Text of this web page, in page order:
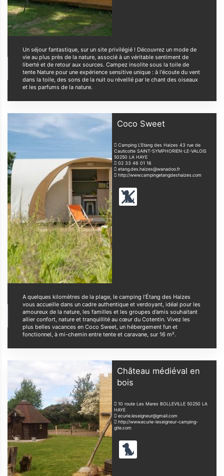
Un séjour fantastique, sur un site privilégié ! Découvrez un mode de
vie au plus près de la nature, associé à un véritable sentiment de
liberté et de retour aux sources. Campez insolite sous la toile de
tente Nature pour une expérience sensitive unique : à l'écoute du vent
dans la toile, des sons de la nuit ou réveillé par le chant des oiseaux
et les parfums de la nature.
Coco Sweet
Camping L'Etang des Haizes 43 rue de
Cauticotte SAINT-SYMPHORIEN-LE-VALOIS
50250 LA HAYE
02 33 46 01 16
etang.des.haizes@wanadoo.fr
http://www.campingetangdeshaizes.com
A quelques kilomètres de la plage, le camping l’Étang des Haizes
vous accueille dans un cadre authentique et verdoyant, idéal pour les
amoureux de la nature, les familles et les groupes d’amis souhaitant
allier confort, nature et tranquillité au cœur du Cotentin. Vivez les
plus belles vacances en Coco Sweet, un hébergement fun et
fonctionnel, à mi-chemin entre tente et caravane, sur 16 m².
Château médiéval en
bois
10 route Les Mares BOLLEVILLE 50250 LA
HAYE
ecurie.leseigneur@gmail.com
http://www.ecurie-leseigneur-camping-
gite.com